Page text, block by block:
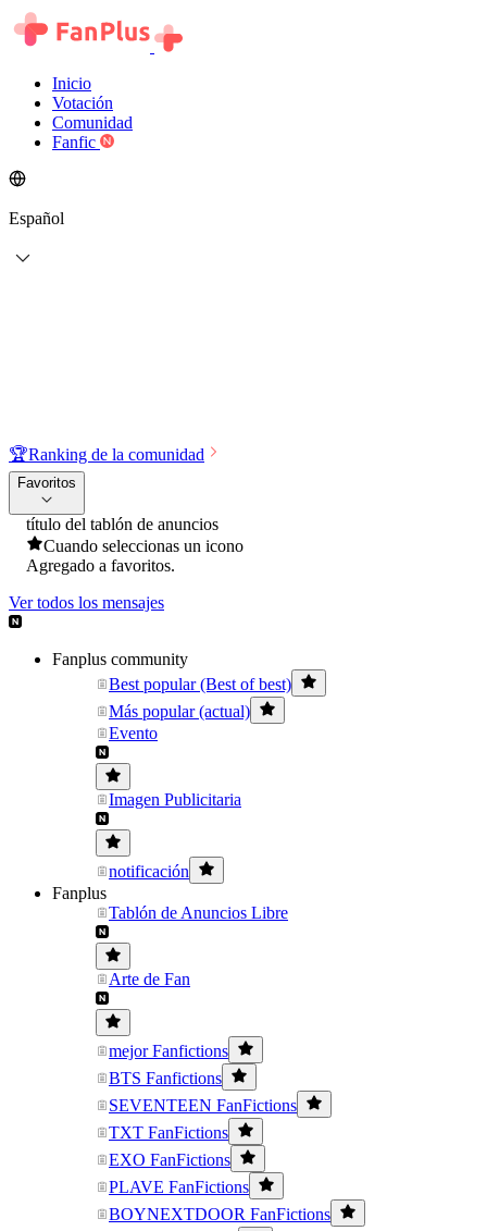
Inicio
Votación
Comunidad
Fanfic
Español
🏆Ranking de la comunidad
Favoritos
título del tablón de anuncios
Cuando seleccionas un icono
Agregado a favoritos.
Ver todos los mensajes
Fanplus community
Best popular (Best of best)
Más popular (actual)
Evento
Imagen Publicitaria
notificación
Fanplus
Tablón de Anuncios Libre
Arte de Fan
mejor Fanfictions
BTS Fanfictions
SEVENTEEN FanFictions
TXT FanFictions
EXO FanFictions
PLAVE FanFictions
BOYNEXTDOOR FanFictions